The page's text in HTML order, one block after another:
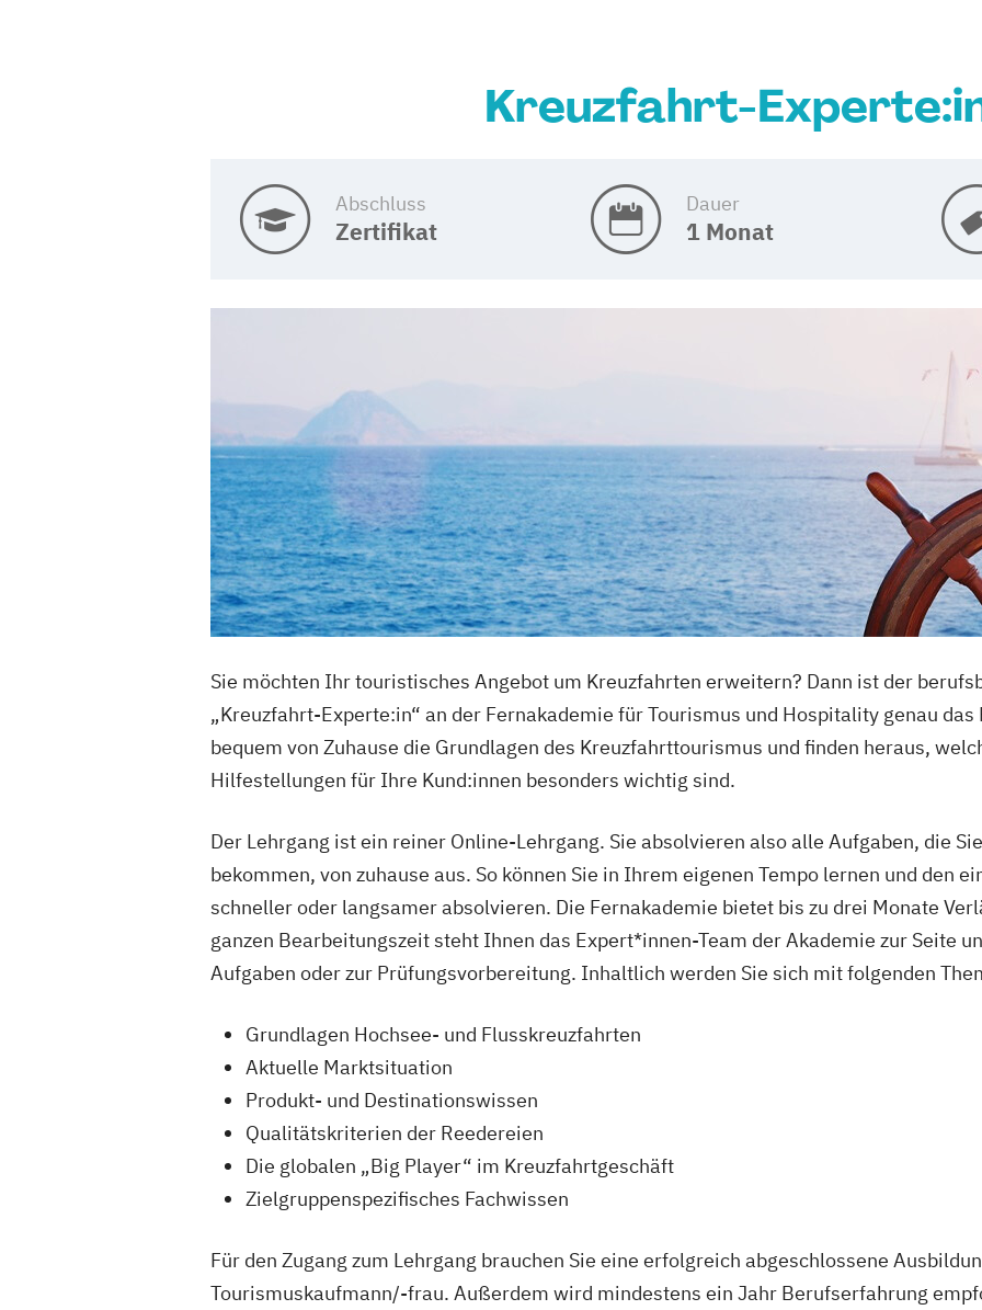
Kreuzfahrt-
Abschluss
Zertifikat
Dauer
1 Monat
Sie möchten Ihr touristisches Angebot um Kreuzfahrten erweitern? Dann ist der
„Kreuzfahrt-Experte:in“ an der Fernakademie für Tourismus und Hospitality genau
bequem von Zuhause die Grundlagen des Kreuzfahrttourismus und finden heraus,
Hilfestellungen für Ihre Kund:innen besonders wichtig sind.
Der Lehrgang ist ein reiner Online-Lehrgang. Sie absolvieren also alle Aufgaben, die
bekommen, von zuhause aus. So können Sie in Ihrem eigenen Tempo lernen und den
schneller oder langsamer absolvieren. Die Fernakademie bietet bis zu drei Monate
ganzen Bearbeitungszeit steht Ihnen das Expert*innen-Team der Akademie zur Seite
Aufgaben oder zur Prüfungsvorbereitung. Inhaltlich werden Sie sich mit folgenden
Grundlagen Hochsee- und Flusskreuzfahrten
Aktuelle Marktsituation
Produkt- und Destinationswissen
Qualitätskriterien der Reedereien
Die globalen „Big Player“ im Kreuzfahrtgeschäft
Zielgruppenspezifisches Fachwissen
Für den Zugang zum Lehrgang brauchen Sie eine erfolgreich abgeschlossene
Tourismuskaufmann/-frau. Außerdem wird mindestens ein Jahr Berufserfahrung